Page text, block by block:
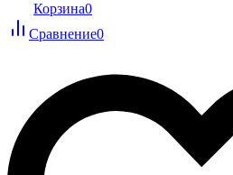
Корзина0
Сравнение0